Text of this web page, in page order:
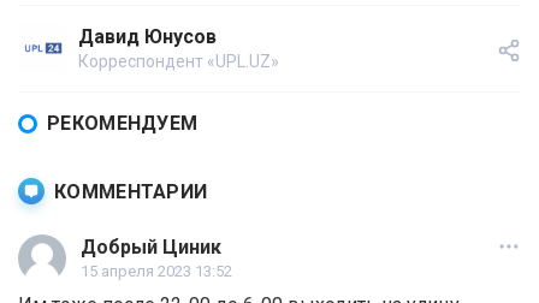
Давид Юнусов
Корреспондент «UPL.UZ»
РЕКОМЕНДУЕМ
КОММЕНТАРИИ
Добрый Циник
15 апреля 2023 13:52